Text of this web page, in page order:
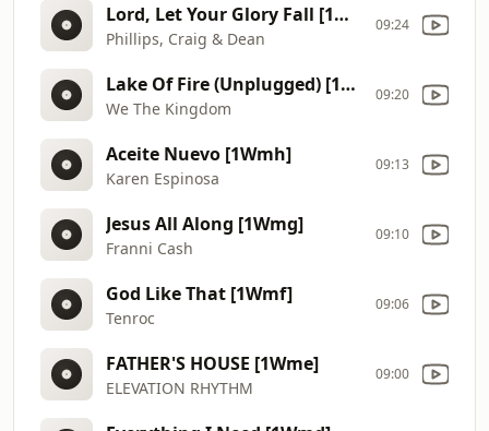
Lord, Let Your Glory Fall [1Wmj]
Phillips, Craig & Dean
09:24
Lake Of Fire (Unplugged) [1Wmi]
We The Kingdom
09:20
Aceite Nuevo [1Wmh]
Karen Espinosa
09:13
Jesus All Along [1Wmg]
Franni Cash
09:10
God Like That [1Wmf]
Tenroc
09:06
FATHER'S HOUSE [1Wme]
ELEVATION RHYTHM
09:00